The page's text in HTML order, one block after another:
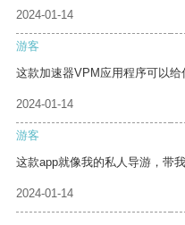
2024-01-14
游客
这款加速器VPM应用程序可以给
2024-01-14
游客
这款app就像我的私人导游，带
2024-01-14